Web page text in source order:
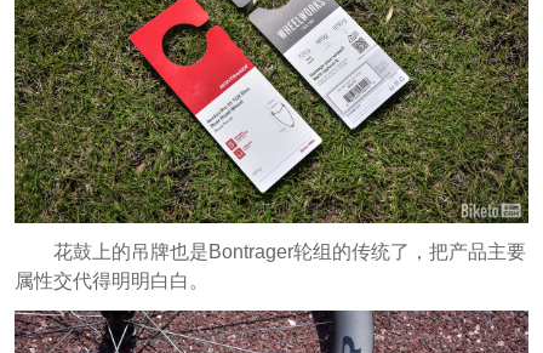
花鼓上的吊牌也是Bontrager轮组的传统了，把产品主要
属性交代得明明白白。